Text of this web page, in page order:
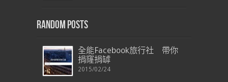
Random Posts
全能Facebook旅行社 帶你
捐窿捐罅
2015/02/24